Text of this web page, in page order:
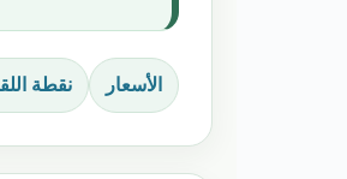
الأسعار نقطة